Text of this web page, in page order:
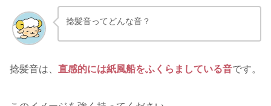
捻髪音ってどんな音？
捻髪音は、 直感的には紙風船をふくらましている音です。